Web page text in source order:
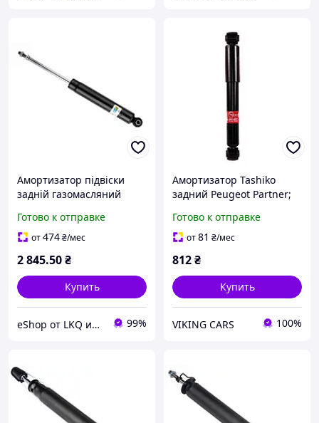
Амортизатор підвіски
задній газомасляний
Picasso II 13-25р Bilstein
19-242033
Готово к отправке
от474₴/мес
2 845.50₴
Купить
eShop от LKQ интернет-магазин автозапчастей 99%
Амортизатор Tashiko
задний Peugeot Partner;
2015 341237
Готово к отправке
от81 ₴/мес
812₴
Купить
VIKING CARS 100%